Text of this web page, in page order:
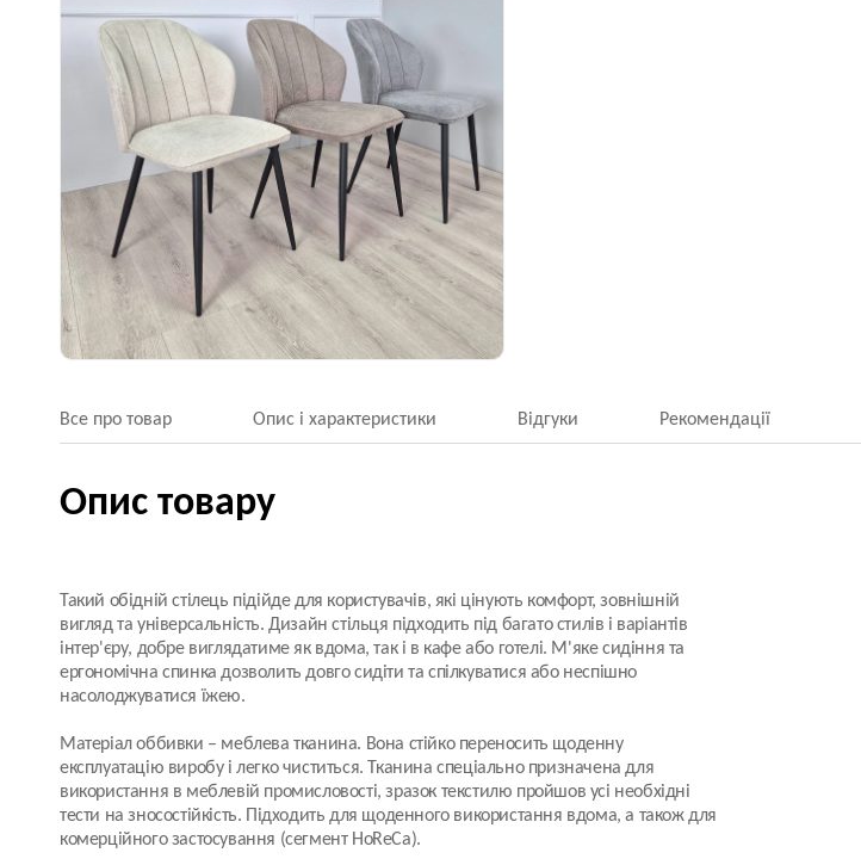
Все про товар Опис і характеристики Відгуки Рекомендації
Опис товару
Такий обідній стілець підійде для користувачів, які цінують комфорт, зовнішній
вигляд та універсальність. Дизайн стільця підходить під багато стилів і варіантів
інтер'єру, добре виглядатиме як вдома, так і в кафе або готелі. М'яке сидіння та
ергономічна спинка дозволить довго сидіти та спілкуватися або неспішно
насолоджуватися їжею.
Матеріал оббивки – меблева тканина. Вона стійко переносить щоденну
експлуатацію виробу і легко чиститься. Тканина спеціально призначена для
використання в меблевій промисловості, зразок текстилю пройшов усі необхідні
тести на зносостійкість. Підходить для щоденного використання вдома, а також для
комерційного застосування (сегмент HoReCa).